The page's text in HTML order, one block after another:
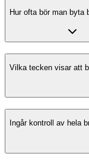
Hur ofta bör man byta
Vilka tecken visar att
Ingår kontroll av hela